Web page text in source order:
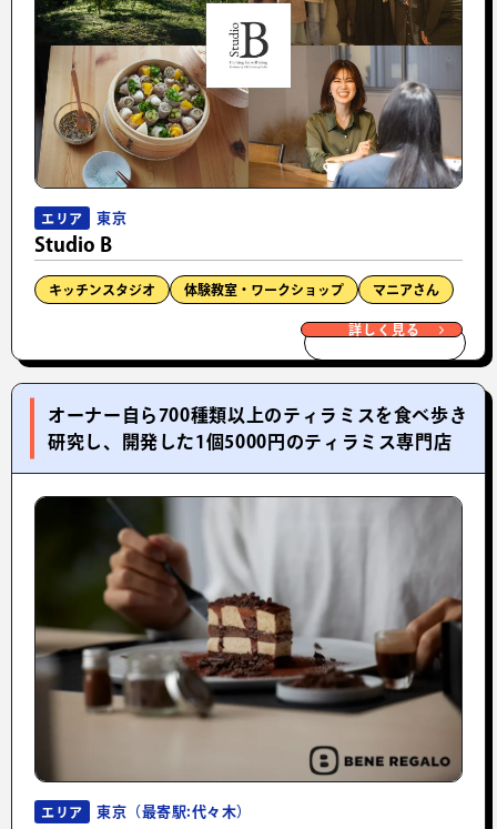
エリア 東京
Studio B
キッチンスタジオ 体験教室・ワークショップ マニアさん
詳しく見る
オーナー自ら700種類以上のティラミスを食べ歩き
研究し、開発した1個5000円のティラミス専門店
エリア 東京（最寄駅:代々木）